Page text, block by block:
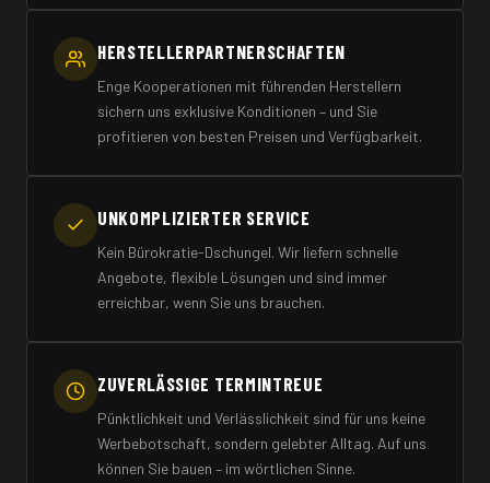
HERSTELLERPARTNERSCHAFTEN
Enge Kooperationen mit führenden Herstellern
sichern uns exklusive Konditionen – und Sie
profitieren von besten Preisen und Verfügbarkeit.
UNKOMPLIZIERTER SERVICE
Kein Bürokratie-Dschungel. Wir liefern schnelle
Angebote, flexible Lösungen und sind immer
erreichbar, wenn Sie uns brauchen.
ZUVERLÄSSIGE TERMINTREUE
Pünktlichkeit und Verlässlichkeit sind für uns keine
Werbebotschaft, sondern gelebter Alltag. Auf uns
können Sie bauen – im wörtlichen Sinne.